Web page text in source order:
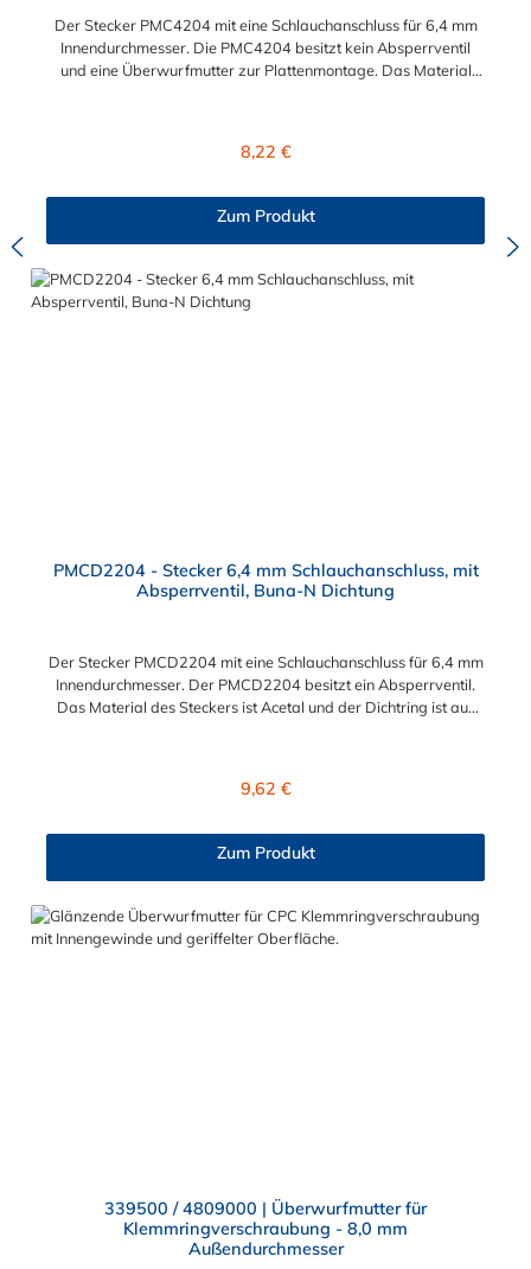
Der Stecker PMC4204 mit eine Schlauchanschluss für 6,4 mm
Innendurchmesser. Die PMC4204 besitzt kein Absperrventil
und eine Überwurfmutter zur Plattenmontage. Das Material
der PMC-, PMC12- und MC- Serie kombinieren.
Regulärer Preis:
8,22 €
Zum Produkt
PMCD2204 - Stecker 6,4 mm Schlauchanschluss, mit
Absperrventil, Buna-N Dichtung
Der Stecker PMCD2204 mit eine Schlauchanschluss für 6,4 mm
Innendurchmesser. Der PMCD2204 besitzt ein Absperrventil.
Das Material des Steckers ist Acetal und der Dichtring ist aus
Regulärer Preis:
9,62 €
Zum Produkt
339500 / 4809000 | Überwurfmutter für
Klemmringverschraubung - 8,0 mm
Außendurchmesser